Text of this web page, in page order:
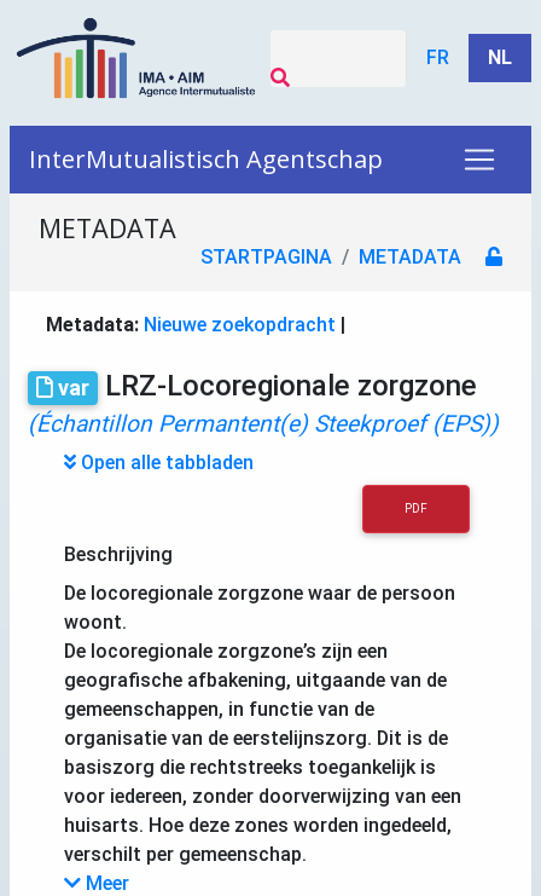
FR NL
InterMutualistisch Agentschap
METADATA
STARTPAGINA METADATA
Metadata: Nieuwe zoekopdracht |
var LRZ-Locoregionale zorgzone
(Échantillon Permantent(e) Steekproef (EPS))
Open alle tabbladen
PDF
Beschrijving
De locoregionale zorgzone waar de persoon
woont.
De locoregionale zorgzone’s zijn een
geografische afbakening, uitgaande van de
gemeenschappen, in functie van de
organisatie van de eerstelijnszorg. Dit is de
basiszorg die rechtstreeks toegankelijk is
voor iedereen, zonder doorverwijzing van een
huisarts. Hoe deze zones worden ingedeeld,
verschilt per gemeenschap.
Meer